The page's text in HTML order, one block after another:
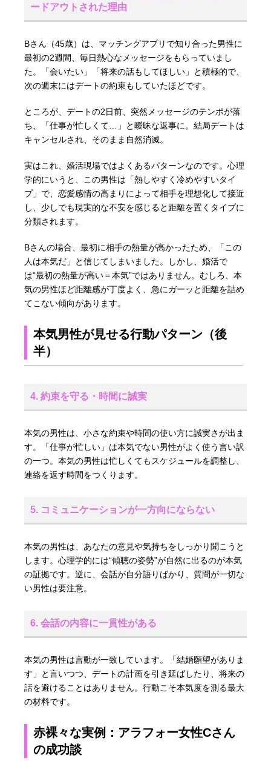
ードアウトされた理由
Bさん（45歳）は、マッチングアプリで知り合った男性に
最初の2週間、毎日熱心なメッセージをもらっていまし
た。「会いたい」「将来の話もしてほしい」と積極的で、
次の週末にはデートの約束もしていたほどです。
ところが、デートの2日前、突然メッセージのテンポが落
ち、「仕事が忙しくて…」と曖昧な返事に。結局デートは
キャンセルされ、そのまま自然消滅。
実はこれ、婚活現場ではよくあるパターンなのです。心理
学的にいうと、この男性は「熱しやすく冷めやすいタイ
プ」で、恋愛感情の高まりによって相手を理想化して接近
し、少しでも現実的な不安を感じると距離を置くタイプに
分類されます。
Bさんの場合、最初に相手の熱量が高かったため、「この
人は本気だ」と信じてしまいました。しかし、婚活で
は“最初の熱量が高い＝本気”ではありません。むしろ、本
気の男性ほど距離感が丁度よく、急にガーッと距離を詰め
てこない傾向があります。
本気男性が見せる行動パターン（後
半）
4. 約束を守る・時間に誠実
本気の男性は、小さな約束や時間の使い方に誠実さが出ま
す。「仕事が忙しい」は本気でない男性がよく使う言い訳
の一つ。本気の男性は忙しくてもスケジュールを調整し、
連絡を返す時間をつくります。
5. コミュニケーションが一方向にならない
本気の男性は、あなたの意見や気持ちをしっかり聞こうと
します。心理学的には“傾聴の姿勢”が自然に出るのが本気
の証拠です。逆に、会話が自分語りばかり、質問が一切な
い男性は要注意。
6. 会話の内容に一貫性がある
本気の男性は言動が一致しています。「結婚願望がありま
す」と言いつつ、デートの計画を引き延ばしたり、将来の
話を避けることはありません。行動こそ本気度を測る最大
の材料です。
赤裸々な実例：アラフォー女性Cさん
の成功談